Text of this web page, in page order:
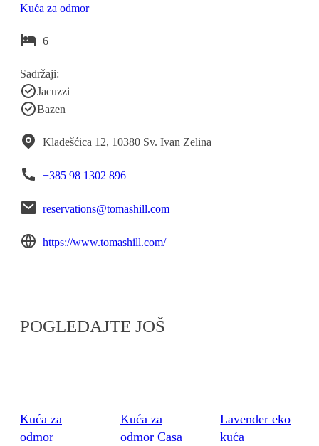
Kuća za odmor
6
Sadržaji:
Jacuzzi
Bazen
Kladešćica 12, 10380 Sv. Ivan Zelina
+385 98 1302 896
reservations@tomashill.com
https://www.tomashill.com/
POGLEDAJTE JOŠ
Kuća za
odmor
Kuća za
odmor Casa
Lavender eko
kuća